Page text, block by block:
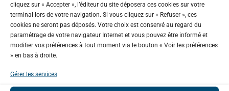
cliquez sur « Accepter », l’éditeur du site déposera ces cookies sur votre
terminal lors de votre navigation. Si vous cliquez sur « Refuser », ces
cookies ne seront pas déposés. Votre choix est conservé au regard du
paramétrage de votre navigateur Internet et vous pouvez être informé et
modifier vos préférences à tout moment via le bouton « Voir les préférences
» en bas à droite.
Gérer les services